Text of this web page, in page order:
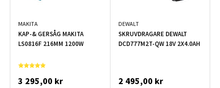
MAKITA
KAP-& GERSÅG MAKITA
LS0816F 216MM 1200W
3 295,00 kr
DEWALT
SKRUVDRAGARE DEWALT
DCD777M2T-QW 18V 2X4.0AH
2 495,00 kr